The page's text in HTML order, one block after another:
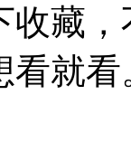
收藏
看就看